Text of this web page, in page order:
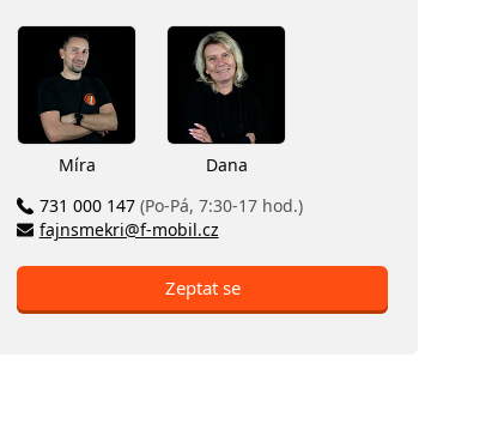
Míra
Dana
731 000 147 (Po-Pá, 7:30-17 hod.)
fajnsmekri@f-mobil.cz
Zeptat se